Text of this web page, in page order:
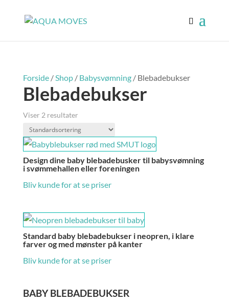
Forside/Shop/ Babysvømning/ Blebadebukser
Blebadebukser
Viser 2 resultater
Design dine baby blebadebusker til babysvømning
i svømmehallen eller foreningen
Bliv kunde for at se priser
Standard baby blebadebukser i neopren, i klare
farver og med mønster på kanter
Bliv kunde for at se priser
BABY BLEBADEBUKSER